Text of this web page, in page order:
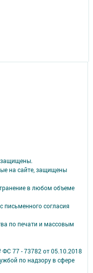
защищены.
на сайте, защищены
в любом объеме
письменного согласия
по печати и массовым
77 -⁠ 73782 от 05.10.2018
по надзору в сфере